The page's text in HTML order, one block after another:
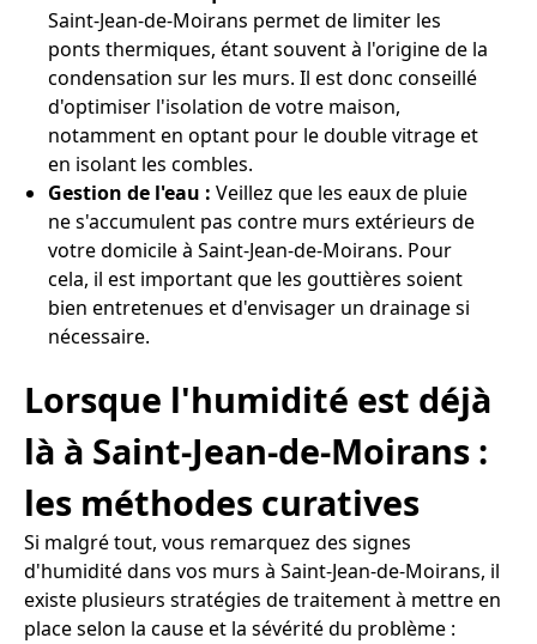
Saint-Jean-de-Moirans permet de limiter les
ponts thermiques, étant souvent à l'origine de la
condensation sur les murs. Il est donc conseillé
d'optimiser l'isolation de votre maison,
notamment en optant pour le double vitrage et
en isolant les combles.
Gestion de l'eau : Veillez que les eaux de pluie
ne s'accumulent pas contre murs extérieurs de
votre domicile à Saint-Jean-de-Moirans. Pour
cela, il est important que les gouttières soient
bien entretenues et d'envisager un drainage si
nécessaire.
Lorsque l'humidité est déjà
là à Saint-Jean-de-Moirans :
les méthodes curatives
Si malgré tout, vous remarquez des signes
d'humidité dans vos murs à Saint-Jean-de-Moirans, il
existe plusieurs stratégies de traitement à mettre en
place selon la cause et la sévérité du problème :